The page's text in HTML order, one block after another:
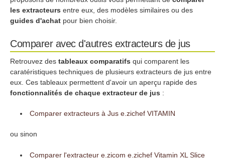
les extracteurs entre eux, des modèles similaires ou des
guides d'achat pour bien choisir.
Comparer avec d'autres extracteurs de jus
Retrouvez des tableaux comparatifs qui comparent les
caratéristiques techniques de plusieurs extracteurs de jus entre
eux. Ces tableaux permettent d'avoir un aperçu rapide des
fonctionnalités de chaque extracteur de jus :
Comparer extracteurs à Jus e.zichef VITAMIN
ou sinon
Comparer l'extracteur e.zicom e.zichef Vitamin XL Slice